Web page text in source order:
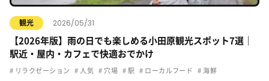
観光 2026/05/31
【2026年版】雨の日でも楽しめる小田原観光スポット7選｜
駅近・屋内・カフェで快適おでかけ
リラクゼーション 人気 穴場 駅 ローカルフード 海鮮